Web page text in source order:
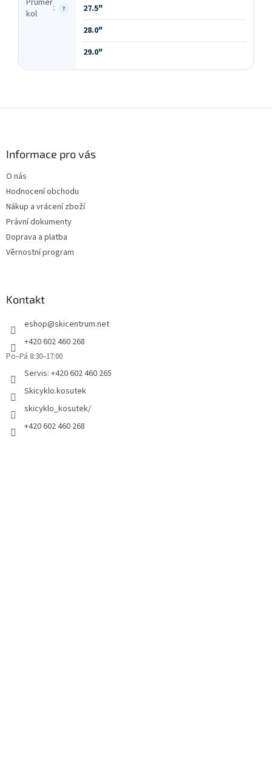
?
kol
:
27.5"
28.0"
29.0"
Informace pro vás
O nás
Hodnocení obchodu
Nákup a vrácení zboží
Právní dokumenty
Doprava a platba
Věrnostní program
Kontakt
eshop@skicentrum.net
+420 602 460 268
Po–Pá 8:30–17:00
Servis: +420 602 460 265
Skicyklo.kosutek
skicyklo_kosutek/
+420 602 460 268